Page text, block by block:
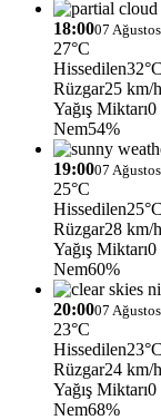
18:0007
27°C
Hissedilen32°C
Rüzgar25 km/h
Yağış Miktarı0
Nem54%
19:0007
25°C
Hissedilen25°C
Rüzgar28 km/h
Yağış Miktarı0
Nem60%
20:0007
23°C
Hissedilen23°C
Rüzgar24 km/h
Yağış Miktarı0
Nem68%